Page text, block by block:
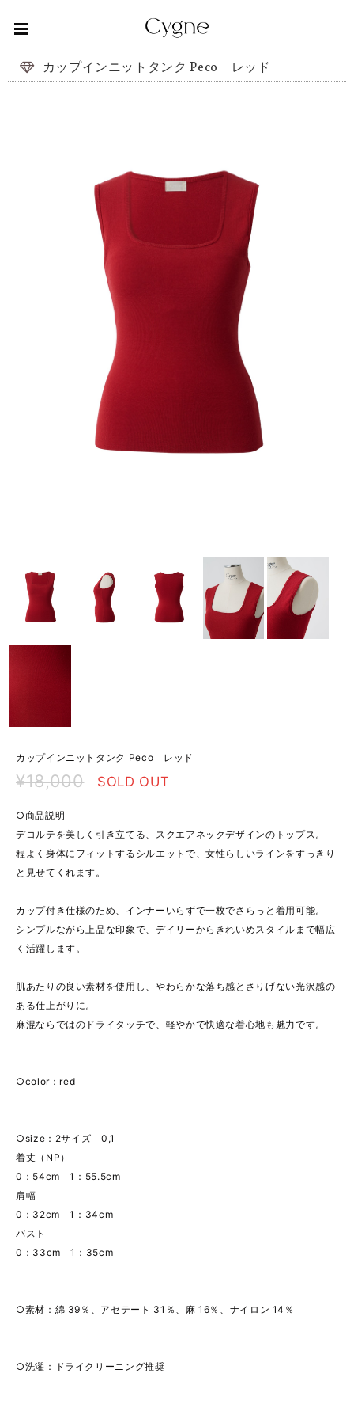
カップインニットタンク Peco レッド
カップインニットタンク Peco レッド
¥18,000 SOLD OUT
○商品説明
デコルテを美しく引き立てる、スクエアネックデザインのトップス。
程よく身体にフィットするシルエットで、女性らしいラインをすっきり
と見せてくれます。
カップ付き仕様のため、インナーいらずで一枚でさらっと着用可能。
シンプルながら上品な印象で、デイリーからきれいめスタイルまで幅広
く活躍します。
肌あたりの良い素材を使用し、やわらかな落ち感とさりげない光沢感の
ある仕上がりに。
麻混ならではのドライタッチで、軽やかで快適な着心地も魅力です。
○color：red
○size：2サイズ 0,1
着丈（NP）
0：54cm 1：55.5cm
肩幅
0：32cm 1：34cm
バスト
0：33cm 1：35cm
○素材：綿 39％、アセテート 31％、麻 16％、ナイロン 14％
○洗濯：ドライクリーニング推奨